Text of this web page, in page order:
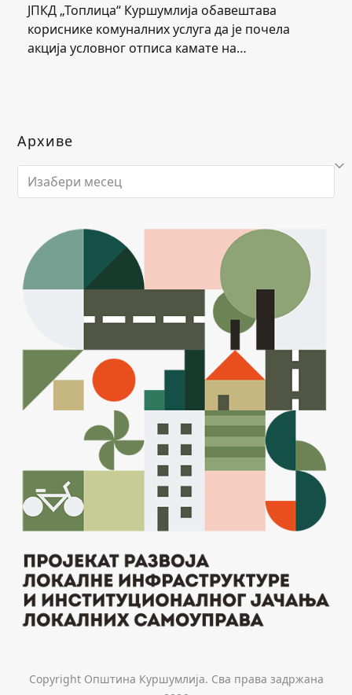
ЈПКД „Топлица“ Куршумлија обавештава
кориснике комуналних услуга да је почела
акција условног отписа камате на…
Архиве
Архиве
Copyright Општина Куршумлија. Сва права задржана